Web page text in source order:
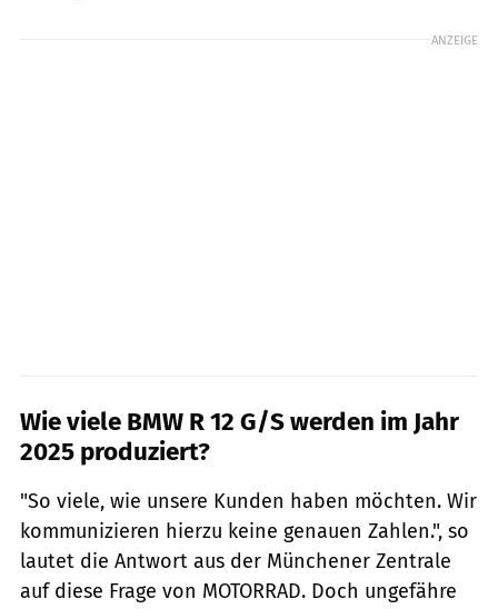
ANZEIGE
Wie viele BMW R 12 G/S werden im Jahr
2025 produziert?
"So viele, wie unsere Kunden haben möchten. Wir
kommunizieren hierzu keine genauen Zahlen.", so
lautet die Antwort aus der Münchener Zentrale
auf diese Frage von MOTORRAD. Doch ungefähre